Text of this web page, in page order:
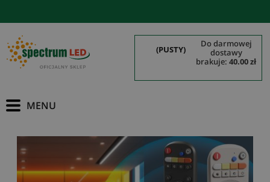
(PUSTY)
do darmowej
dostawy
brakuje: 40.00 zł